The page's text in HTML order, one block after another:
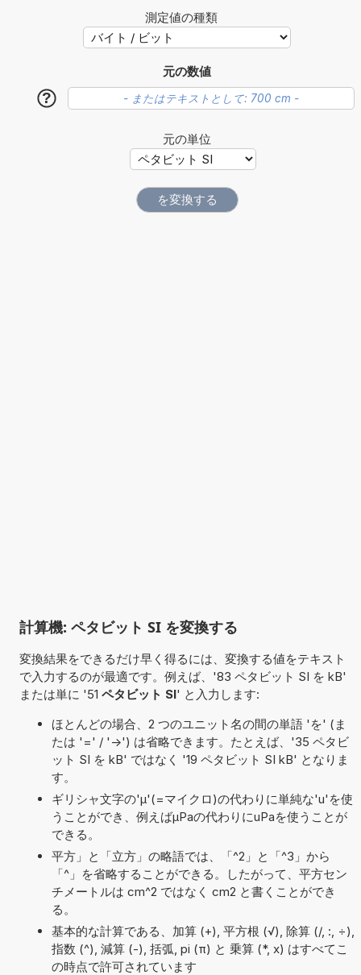
測定値の種類
元の数値
?
元の単位
計算機: ペタビット SI を変換する
変換結果をできるだけ早く得るには、変換する値をテキスト
で入力するのが最適です。例えば、'83 ペタビット SI を kB'
または単に '51 ペタビット SI' と入力します:
ほとんどの場合、2 つのユニット名の間の単語 'を' (ま
たは '=' / '->') は省略できます。たとえば、'35 ペタビ
ット SI を kB' ではなく '19 ペタビット SI kB' となりま
す。
ギリシャ文字の'μ'(=マイクロ)の代わりに単純な'u'を使
うことができ、例えばµPaの代わりにuPaを使うことが
できる。
平方」と「立方」の略語では、「^2」と「^3」から
「^」を省略することができる。したがって、平方セン
チメートルは cm^2 ではなく cm2 と書くことができ
る。
基本的な計算である、加算 (+), 平方根 (√), 除算 (/, :, ÷),
指数 (^), 減算 (-), 括弧, pi (π) と 乗算 (*, x) はすべてこ
の時点で許可されています